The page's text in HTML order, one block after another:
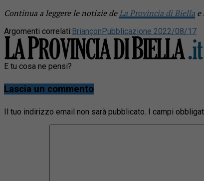
Continua a leggere le notizie deLa Provincia di Biella e
Argomenti correlati:BriançonPubblicazione 2022/08/17
E tu cosa ne pensi?
Lascia un commento
Il tuo indirizzo email non sarà pubblicato. I campi